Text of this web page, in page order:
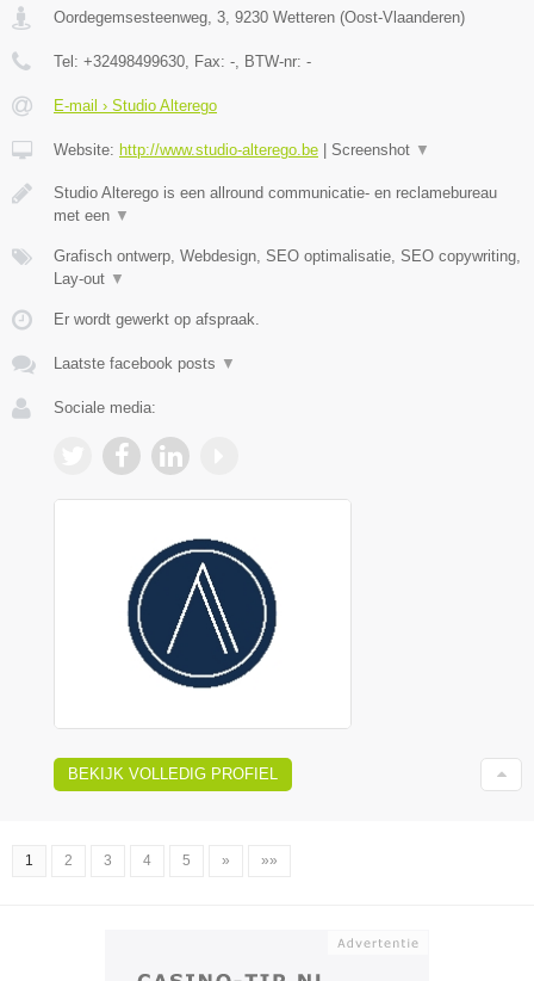
Oordegemsesteenweg, 3 9230 Wetteren (Oost-Vlaanderen)
Tel: +32498499630 , Fax: - , BTW-nr: -
E-mail › Studio Alterego
Website: http://www.studio-alterego.be Screenshot ▼
Studio Alterego is een allround communicatie- en reclamebureau
met een ▼
Grafisch ontwerp, Webdesign, SEO optimalisatie, SEO copywriting,
Lay-out ▼
Er wordt gewerkt op afspraak.
Laatste facebook posts ▼
Sociale media:
BEKIJK VOLLEDIG PROFIEL
1 2 3 4 5 » »»